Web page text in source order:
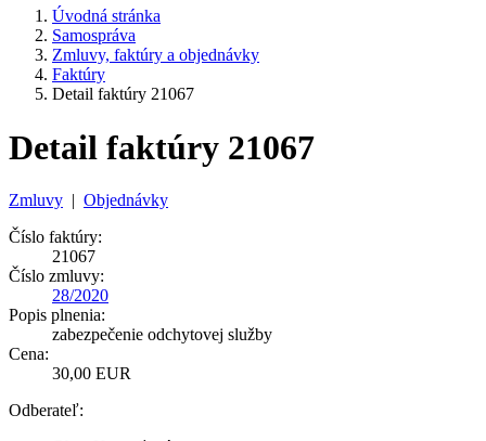
Úvodná stránka
Samospráva
Zmluvy, faktúry a objednávky
Faktúry
Detail faktúry 21067
Detail faktúry 21067
Zmluvy | Objednávky
Číslo faktúry:
21067
Číslo zmluvy:
28/2020
Popis plnenia:
zabezpečenie odchytovej služby
Cena:
30,00 EUR
Odberateľ: